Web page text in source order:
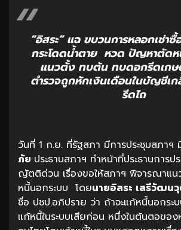
“อิสระ” แฉ ขบวนการหลอกเช่า
กระโดดน้ำตาย หวด ปัญหาตัด
แนวตั้ง ทบต้น ทบดอกรีดเกษ
ตำรวจถูกหักเงินเดือนในบัญชีเ
รีดไถ
วันที่ 1 ก.ย. ที่รัฐสภา มีการประชุมสภาฯ
ภัย ประธานสภาฯ ทำหน้าที่ประธานการ
ญัตติด่วน เรื่องขอให้สภาฯ พิจารณาแ
หนี้นอกระบบ โดยนายอิสระ เสรีวัฒน
ชื่อ ปชป.อภิปราย ว่า ถ้าจะแก้หนี้นอกระ
แก้หนี้ในระบบเสียก่อน หนึ่งในต้นตอขอ